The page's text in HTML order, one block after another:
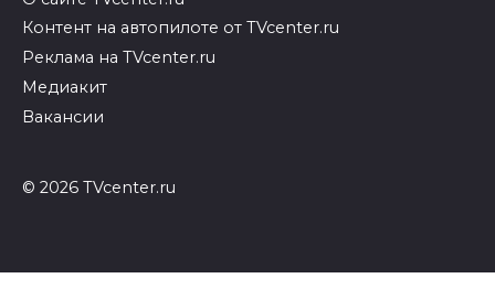
Контент на автопилоте от TVcenter.ru
Реклама на TVcenter.ru
Медиакит
Вакансии
© 2026 TVcenter.ru